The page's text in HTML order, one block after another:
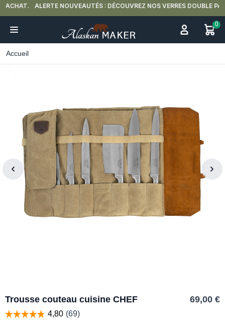
ALERTE NOUVEAUTÉS : DÉCOUVREZ NOS VERRES DOUBLE PAROI 🍵
0
Accueil
Trousse couteau cuisine CHEF 69,00 €